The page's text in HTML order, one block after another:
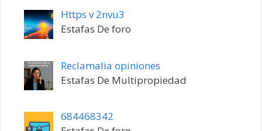
Https v 2nvu3
Estafas De foro
Reclamalia opiniones
Estafas De Multipropiedad
684468342